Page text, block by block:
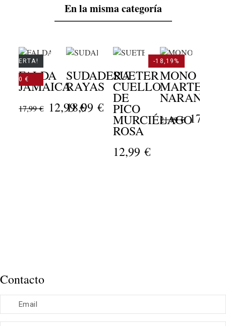
En la misma categoría
FALDA
JAMAICA
17,99 € 12,99 €
OFERTA!
-5,00 € SUDADERA
RAYAS
18,99 €
SUETER
CUELLO
DE
PICO
MURCIÉLAGO
ROSA
12,99 €
MONO
MARTE
NARANJA
21,99 € 17,99
-18,19%
Contacto